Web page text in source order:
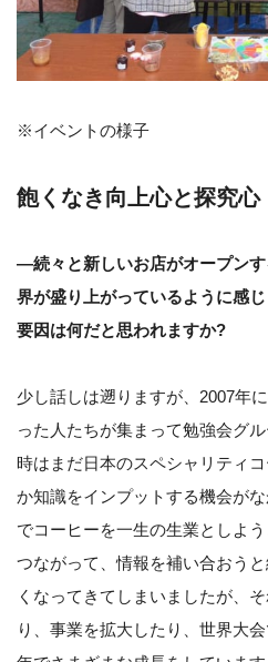
※イベントの様子
飽くなき向上心と探究心
—続々と新しいお店がオープン
界が盛り上がっているように感
要因は何だと思われますか?
少し話しは遡りますが、2007年
った人たちが集まって勉強会グ
時はまだ日本のスペシャリティ
か知識をインプットする機会が
でコーヒーを一生の生業としよ
つながって、情報を補い合おう
くなってきてしまいましたが、
り、事業を拡大したり、世界大